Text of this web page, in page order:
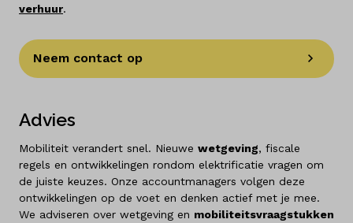
verhuur.
Neem contact op
Advies
Mobiliteit verandert snel. Nieuwe wetgeving, fiscale
regels en ontwikkelingen rondom elektrificatie vragen om
de juiste keuzes. Onze accountmanagers volgen deze
ontwikkelingen op de voet en denken actief met je mee.
We adviseren over wetgeving en mobiliteitsvraagstukken